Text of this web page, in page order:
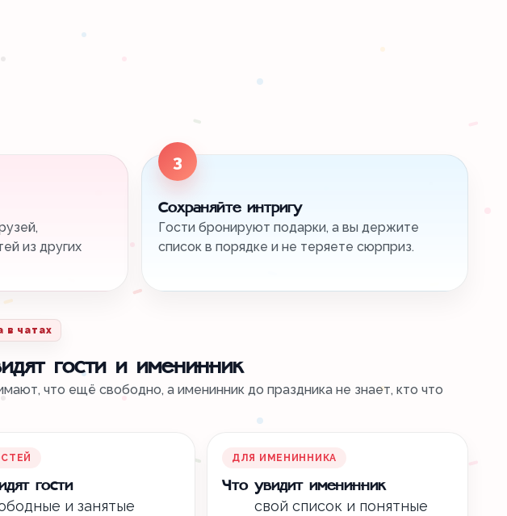
из других
3
Сохраняйте интригу
Гости бронируют подарки, а вы держите
список в порядке и не теряете сюрприз.
в чатах
гости и именинник
что ещё свободно, а именинник до праздника не знает, кто что
гости
и занятые
ДЛЯ ИМЕНИННИКА
Что увидит именинник
свой список и понятные